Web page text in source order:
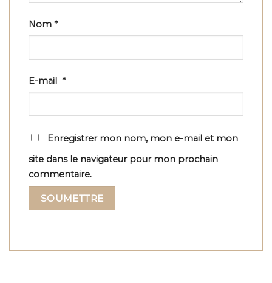
Nom *
E-mail *
Enregistrer mon nom, mon e-mail et mon
site dans le navigateur pour mon prochain
commentaire.